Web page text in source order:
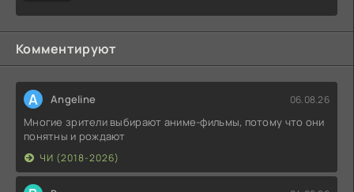
Комментируют
A Angeline 06.08.26
Многие зрители выбирают аниме-фильмы, потому что они
понятны и рождают
ЧИ (2018-2026)